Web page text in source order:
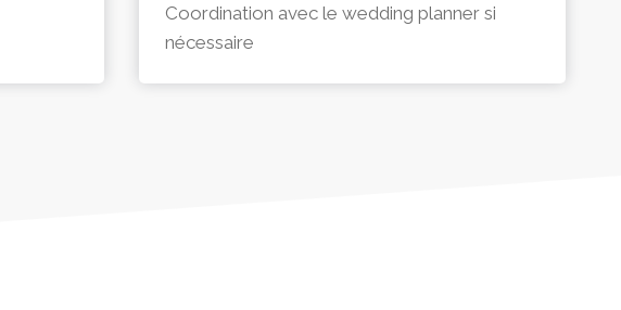
Coordination avec le wedding planner si
nécessaire